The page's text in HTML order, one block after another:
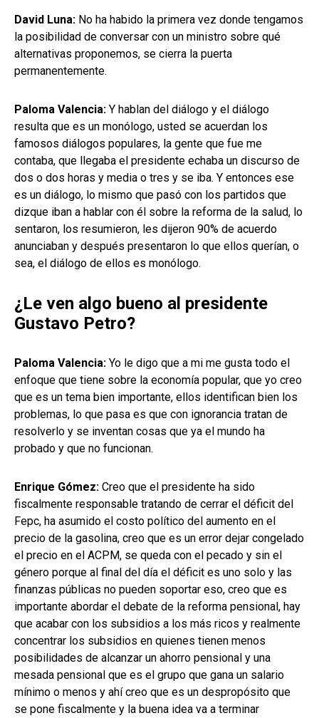
David Luna: No ha habido la primera vez donde tengamos
la posibilidad de conversar con un ministro sobre qué
alternativas proponemos, se cierra la puerta
permanentemente.
Paloma Valencia: Y hablan del diálogo y el diálogo
resulta que es un monólogo, usted se acuerdan los
famosos diálogos populares, la gente que fue me
contaba, que llegaba el presidente echaba un discurso de
dos o dos horas y media o tres y se iba. Y entonces ese
es un diálogo, lo mismo que pasó con los partidos que
dizque iban a hablar con él sobre la reforma de la salud, lo
sentaron, los resumieron, les dijeron 90% de acuerdo
anunciaban y después presentaron lo que ellos querían, o
sea, el diálogo de ellos es monólogo.
¿Le ven algo bueno al presidente
Gustavo Petro?
Paloma Valencia: Yo le digo que a mi me gusta todo el
enfoque que tiene sobre la economía popular, que yo creo
que es un tema bien importante, ellos identifican bien los
problemas, lo que pasa es que con ignorancia tratan de
resolverlo y se inventan cosas que ya el mundo ha
probado y que no funcionan.
Enrique Gómez: Creo que el presidente ha sido
fiscalmente responsable tratando de cerrar el déficit del
Fepc, ha asumido el costo político del aumento en el
precio de la gasolina, creo que es un error dejar congelado
el precio en el ACPM, se queda con el pecado y sin el
género porque al final del día el déficit es uno solo y las
finanzas públicas no pueden soportar eso, creo que es
importante abordar el debate de la reforma pensional, hay
que acabar con los subsidios a los más ricos y realmente
concentrar los subsidios en quienes tienen menos
posibilidades de alcanzar un ahorro pensional y una
mesada pensional que es el grupo que gana un salario
mínimo o menos y ahí creo que es un despropósito que
se pone fiscalmente y la buena idea va a terminar